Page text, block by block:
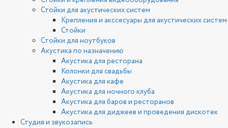
Стойки для акустических систем
Крепления и акссесуары для акустических систем
Стойки
Стойки для ноутбуков
Акустика по назначению
Акустика для ресторана
Колонки для свадьбы
Акустика для кафе
Акустика для ночного клуба
Акустика для баров и ресторанов
Акустика для диджеев и проведения дискотек
Студия и звукозапись